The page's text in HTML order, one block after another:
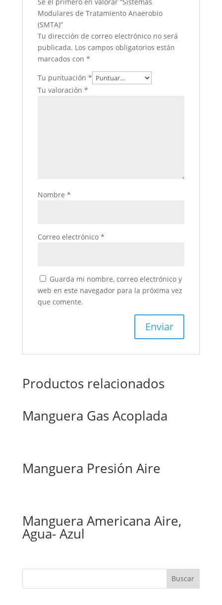
Modulares de Tratamiento Anaerobio
(SMTA)”
Tu dirección de correo electrónico no será
publicada. Los campos obligatorios están
marcados con *
Tu puntuación *
Tu valoración *
Nombre *
Correo electrónico *
Guarda mi nombre, correo electrónico y
web en este navegador para la próxima vez
que comente.
Productos relacionados
Manguera Gas Acoplada
Manguera Presión Aire
Manguera Americana Aire,
Agua- Azul